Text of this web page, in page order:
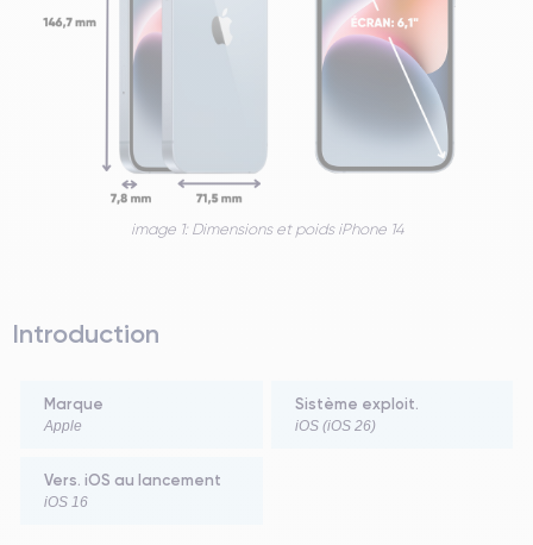
image 1: Dimensions et poids iPhone 14
Introduction
Marque
Apple
Sistème exploit.
iOS (iOS 26)
Vers. iOS au lancement
iOS 16